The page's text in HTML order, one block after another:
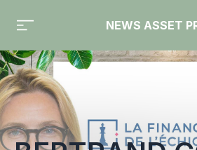
NEWS ASSET
Toute l'actualité sur le tag "Bertrand